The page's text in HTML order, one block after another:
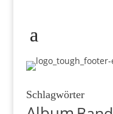
Schlagwörter